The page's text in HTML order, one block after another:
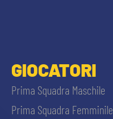
GIOCATORI
Prima Squadra Maschile
Prima Squadra Femminile